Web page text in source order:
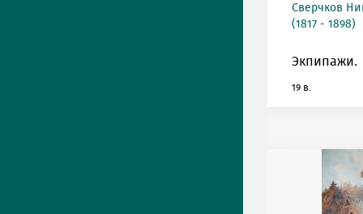
Сверчков
(1817 - 1898)
Экпипажи.
19 в.